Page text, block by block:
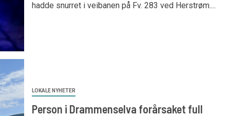
hadde snurret i veibanen på Fv. 283 ved Herstrøm....
LOKALE NYHETER
Person i Drammenselva forårsaket full